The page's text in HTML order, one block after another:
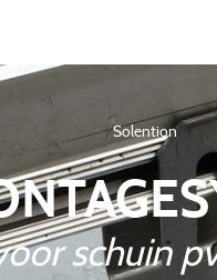
Solention
schuin